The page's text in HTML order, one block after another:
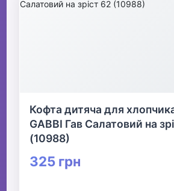
Кофта дитяча для
GABBI Гав Салатовий на
(10988)
325 грн